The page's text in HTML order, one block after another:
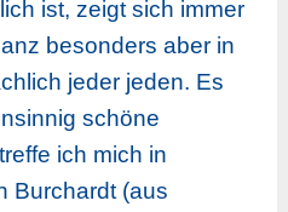
ist, zeigt sich immer
besonders aber in
jeder jeden. Es
schöne
ich mich in
Burchardt (aus